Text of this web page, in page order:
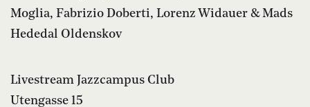
Moglia, Fabrizio Doberti, Lorenz Widauer & Mads
Hededal Oldenskov
Livestream Jazzcampus Club
Utengasse 15